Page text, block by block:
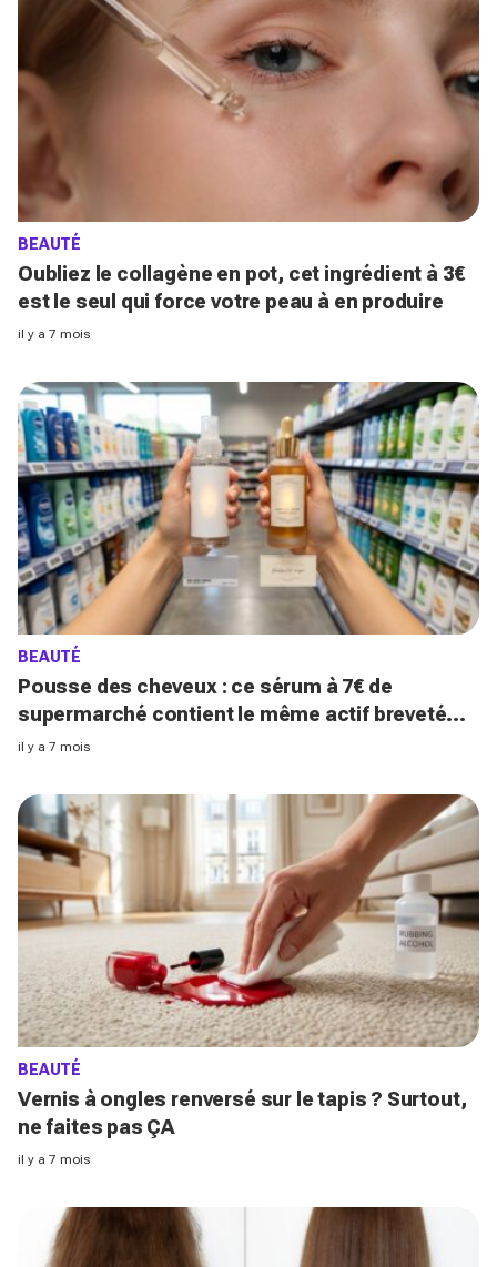
BEAUTÉ
Oubliez le collagène en pot, cet ingrédient à 3€
est le seul qui force votre peau à en produire
il y a 7 mois
BEAUTÉ
Pousse des cheveux : ce sérum à 7€ de
supermarché contient le même actif breveté
que ce best-seller à 58€
il y a 7 mois
BEAUTÉ
Vernis à ongles renversé sur le tapis ? Surtout,
ne faites pas ÇA
il y a 7 mois